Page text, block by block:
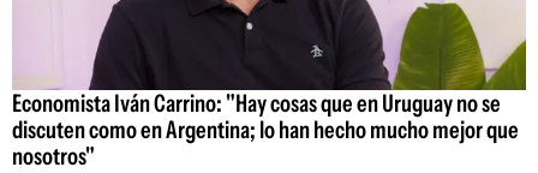
Economista Iván Carrino: "Hay cosas que en Uruguay no se
discuten como en Argentina; lo han hecho mucho mejor que
nosotros"